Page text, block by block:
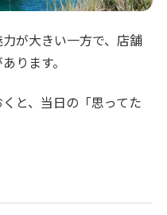
が大きい一方で、店舗
ります。
と、当日の「思ってた